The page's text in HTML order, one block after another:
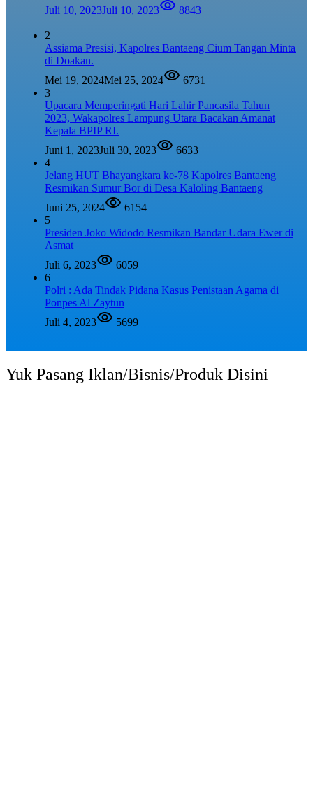
Juli 10, 2023Juli 10, 2023 8843
2
Assiama Presisi, Kapolres Bantaeng Cium Tangan Minta
di Doakan.
Mei 19, 2024Mei 25, 2024
6731
3
Upacara Memperingati Hari Lahir Pancasila Tahun
2023, Wakapolres Lampung Utara Bacakan Amanat
Kepala BPIP RI.
Juni 1, 2023Juli 30, 2023
6633
4
Jelang HUT Bhayangkara ke-78 Kapolres Bantaeng
Resmikan Sumur Bor di Desa Kaloling Bantaeng
Juni 25, 2024
6154
5
Presiden Joko Widodo Resmikan Bandar Udara Ewer di
Asmat
Juli 6, 2023
6059
6
Polri : Ada Tindak Pidana Kasus Penistaan Agama di
Ponpes Al Zaytun
Juli 4, 2023
5699
Yuk Pasang Iklan/Bisnis/Produk Disini